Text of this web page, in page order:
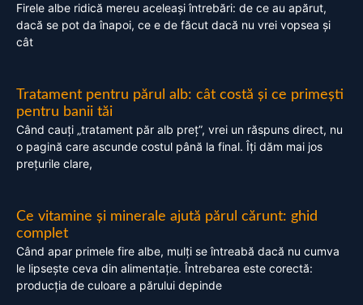
Firele albe ridică mereu aceleași întrebări: de ce au apărut,
dacă se pot da înapoi, ce e de făcut dacă nu vrei vopsea și
cât
Tratament pentru părul alb: cât costă și ce primești
pentru banii tăi
Când cauți „tratament păr alb preț”, vrei un răspuns direct, nu
o pagină care ascunde costul până la final. Îți dăm mai jos
prețurile clare,
Ce vitamine și minerale ajută părul cărunt: ghid
complet
Când apar primele fire albe, mulți se întreabă dacă nu cumva
le lipsește ceva din alimentație. Întrebarea este corectă:
producția de culoare a părului depinde